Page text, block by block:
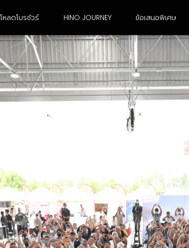
-
6 ล้อ ขนาดใหญ่
FG8JJ3A-ACDMH
FG8JM3A-ACDMH
FG8JP3A-ACDMH
FG8JR3A-ACDMH
FG8JT3A-ACDMH
10 ล้อ เพลาเดียว
FL8JN3A-
FL8JT3A-
FL8JT3G-
FL1AN3A-
FL1AS3A-
FL1AS3G-
หลดโบรชัวร์ HINO JOURNEY ข้อเสนอพิเศษ